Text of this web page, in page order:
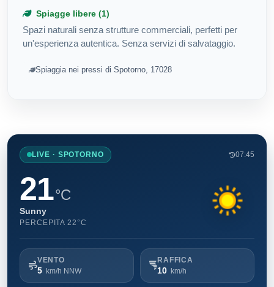
Spiagge libere (1)
Spazi naturali senza strutture commerciali, perfetti per
un'esperienza autentica. Senza servizi di salvataggio.
Spiaggia nei pressi di Spotorno, 17028
LIVE · SPOTORNO 07:45
21°C
Sunny
PERCEPITA 22°C
VENTO
5 km/h NNW
RAFFICA
10 km/h